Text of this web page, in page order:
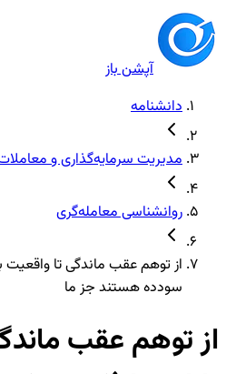
آپشن باز
دانشنامه
مدیریت سرمایه‌گذاری و
روانشناسی معامله‌گری
از توهم عقب ماندگی تا واقعیت
سودده هستند جز ما
از توهم عقب